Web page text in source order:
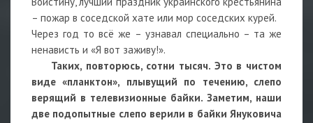
– пожар в соседской хате или мор соседских курей.
Через год то всё же – узнавал специально – та же
ненависть и «Я вот заживу!».
Таких, повторюсь, сотни тысяч. Это в чистом
виде «планктон», плывущий по течению, слепо
верящий в телевизионные байки. Заметим, наши
две подопытные слепо верили в байки Януковича